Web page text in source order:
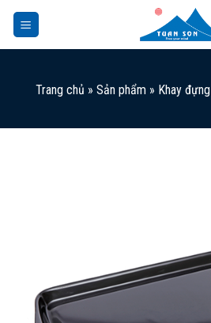
Skip
content
Trang chủ » Sản phẩm » Khay